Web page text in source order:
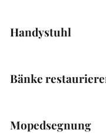
Handystuhl
Bänke
Mopedsegnung